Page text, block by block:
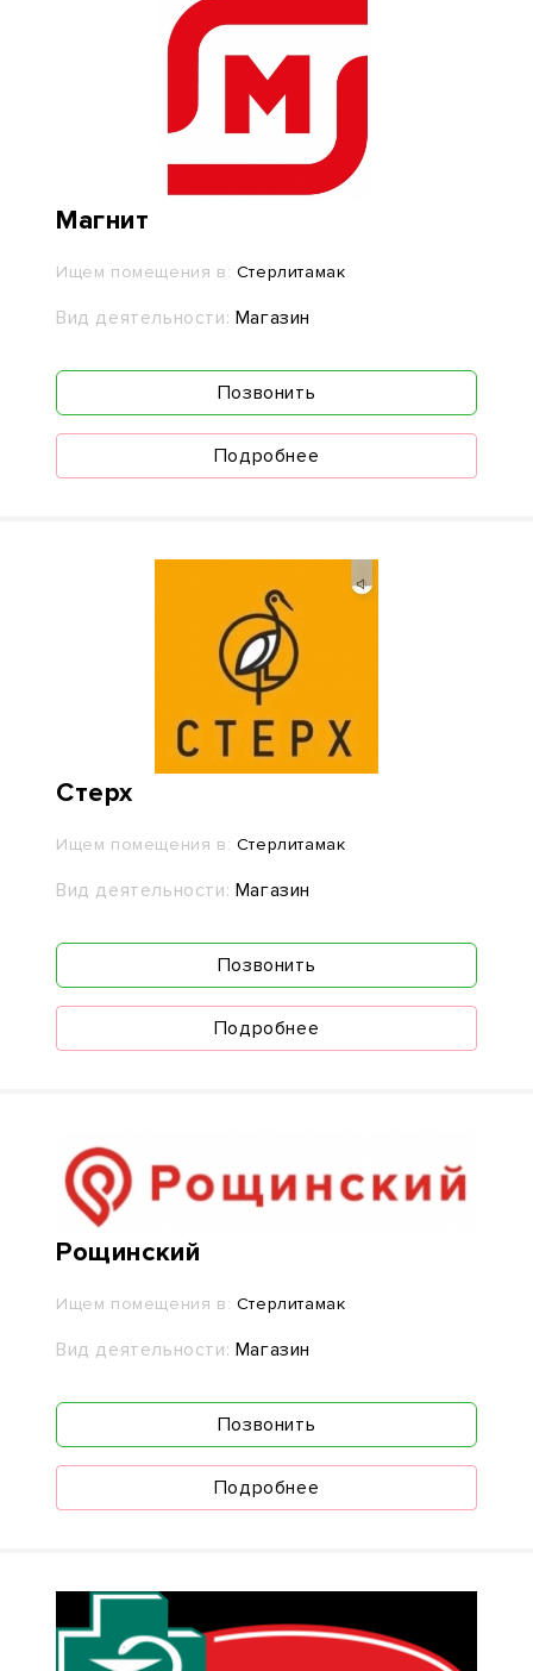
Магнит
Ищем помещения в: Стерлитамак
Вид деятельности: Магазин
Позвонить
Подробнее
Стерх
Ищем помещения в: Стерлитамак
Вид деятельности: Магазин
Позвонить
Подробнее
Рощинский
Ищем помещения в: Стерлитамак
Вид деятельности: Магазин
Позвонить
Подробнее